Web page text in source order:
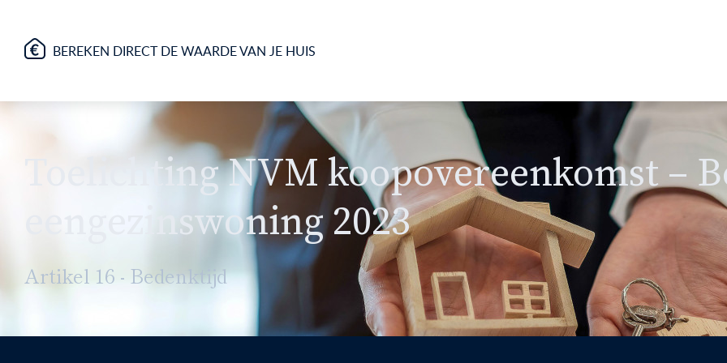
BEREKEN DIRECT DE WAARDE VAN JE HUIS
Toelichting NVM koopovereenkomst –
eengezinswoning 2023
Artikel 16 - Bedenktijd